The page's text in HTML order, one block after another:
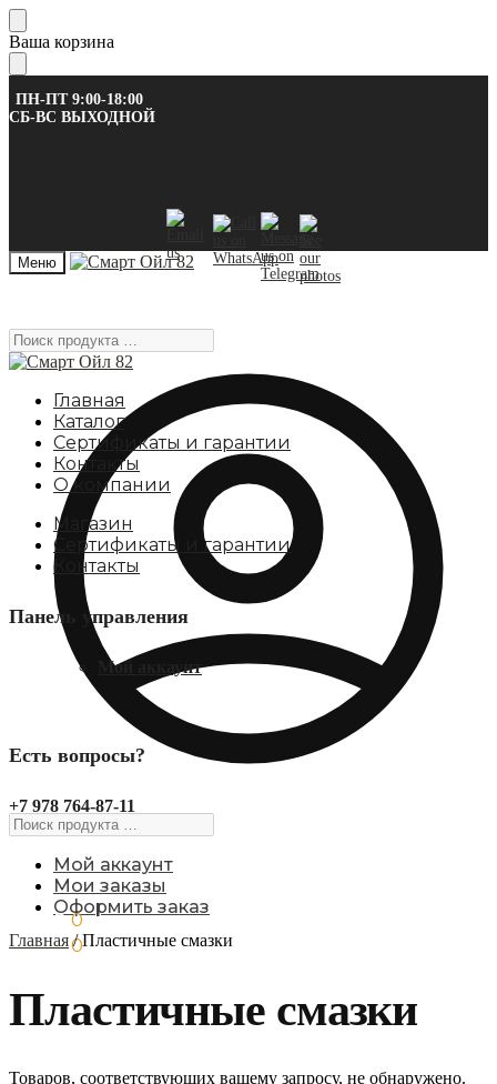
Skip
to
navigation
Skip
to
content
Ваша корзина
ПН-ПТ 9:00-18:00
СБ-ВС ВЫХОДНОЙ
Меню
Поиск
продукта
Мой аккаунт
Мои заказы
Оформить заказ
0,00₽ 0
Поиск
продукта
Главная
Каталог
Сертификаты и гарантии
Контакты
О компании
Магазин
Сертификаты и гарантии
Контакты
Панель управления
Мой аккаунт
Есть вопросы?
+7 978 764-87-11
₽ 0
Главная/Пластичные смазки
Пластичные смазки
Товаров, соответствующих вашему запросу, не обнаружено.